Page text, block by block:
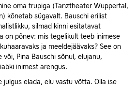
oma trupiga (Tanztheater Wuppertal,
kõnetab sügavalt. Bauschi erilist
silmad kinni esitatavat
on põnev: mis tegelikult teeb inimese
ja meeldejäävaks? See on
või, Pina Bauschi sõnul, elujanu,
inimest arengus.
julgus elada, elu vastu võtta. Olla ise